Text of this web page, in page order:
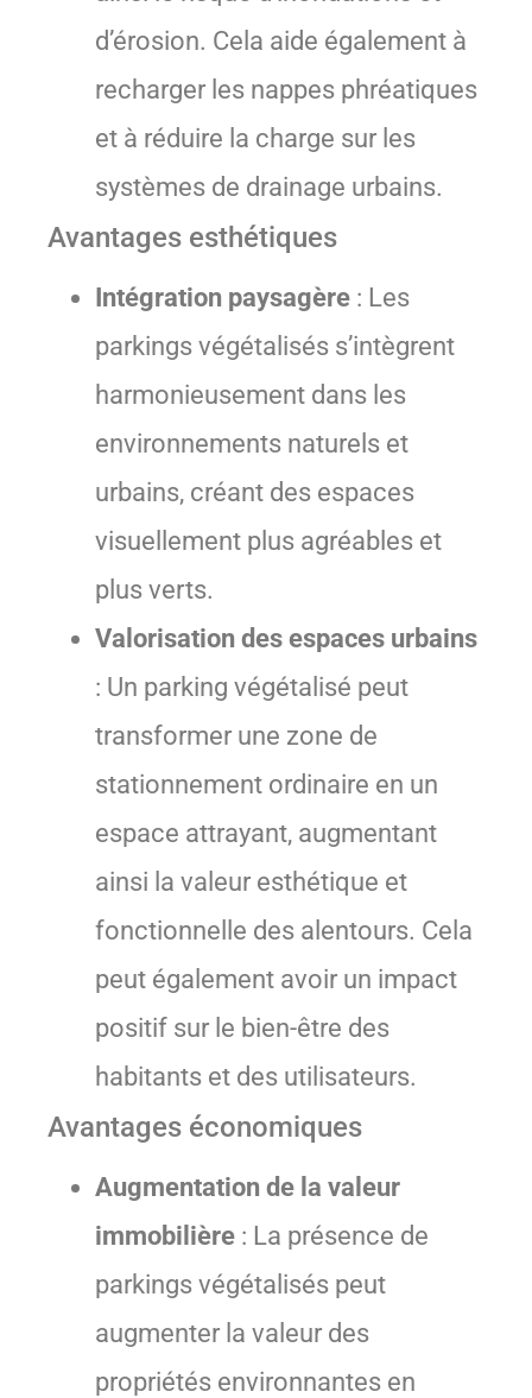
d’érosion. Cela aide également à
recharger les nappes phréatiques
et à réduire la charge sur les
systèmes de drainage urbains.
Avantages esthétiques
Intégration paysagère : Les
parkings végétalisés s’intègrent
harmonieusement dans les
environnements naturels et
urbains, créant des espaces
visuellement plus agréables et
plus verts.
Valorisation des espaces urbains
: Un parking végétalisé peut
transformer une zone de
stationnement ordinaire en un
espace attrayant, augmentant
ainsi la valeur esthétique et
fonctionnelle des alentours. Cela
peut également avoir un impact
positif sur le bien-être des
habitants et des utilisateurs.
Avantages économiques
Augmentation de la valeur
immobilière : La présence de
parkings végétalisés peut
augmenter la valeur des
propriétés environnantes en